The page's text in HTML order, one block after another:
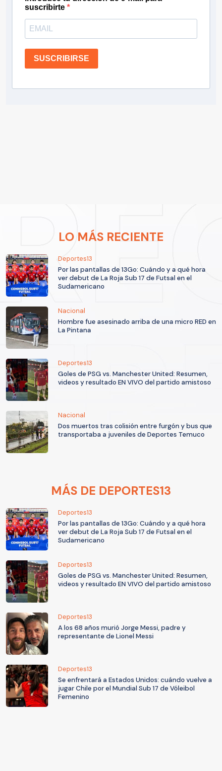
suscribirte
SUSCRIBIRSE
LO MÁS RECIENTE
Deportes13
Por las pantallas de 13Go: Cuándo y a qué hora
ver debut de La Roja Sub 17 de Futsal en el
Sudamericano
Nacional
Hombre fue asesinado arriba de una micro RED en
La Pintana
Deportes13
Goles de PSG vs. Manchester United: Resumen,
videos y resultado EN VIVO del partido amistoso
Nacional
Dos muertos tras colisión entre furgón y bus que
transportaba a juveniles de Deportes Temuco
MÁS DE DEPORTES13
Deportes13
Por las pantallas de 13Go: Cuándo y a qué hora
ver debut de La Roja Sub 17 de Futsal en el
Sudamericano
Deportes13
Goles de PSG vs. Manchester United: Resumen,
videos y resultado EN VIVO del partido amistoso
Deportes13
A los 68 años murió Jorge Messi, padre y
representante de Lionel Messi
Deportes13
Se enfrentará a Estados Unidos: cuándo vuelve a
jugar Chile por el Mundial Sub 17 de Vóleibol
Femenino